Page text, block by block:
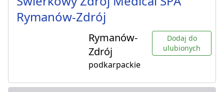
Rymanów-Zdrój
Rymanów-
Zdrój
podkarpackie
Dodaj do
ulubionych